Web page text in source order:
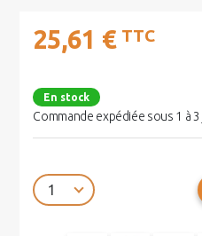
25,61 € TTC
En stock
Commande expédiée sous 1 à